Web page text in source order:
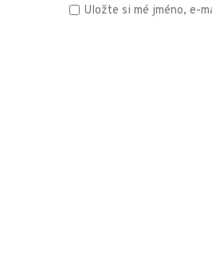
Uložte si mé jméno, e-